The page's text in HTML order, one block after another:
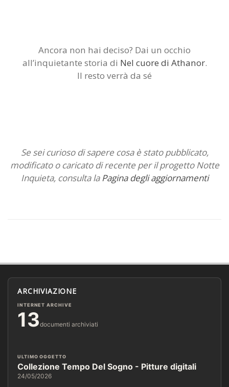
Ancora non hai deciso? Dai un occhio
all’inquietante storia di Nel cuore di Athanor.
Il resto verrà da sé
Se sei curioso di sapere cosa è stato pubblicato,
modificato o caricato di recente per il progetto Notte
Inquieta, consulta laPagina degli aggiornamenti
ARCHIVIAZIONE
INTERNET ARCHIVE
13documenti archiviati
ULTIMO OGGETTO
Collezione Tempo Del Sogno - Pitture digitali
24/05/2026